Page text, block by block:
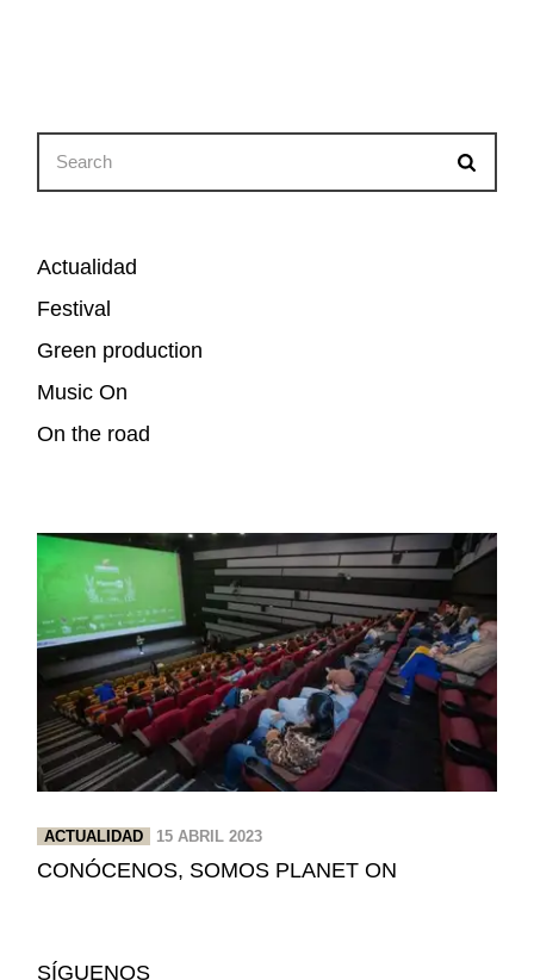
Search
for:
Actualidad
Festival
Green production
Music On
On the road
ACTUALIDAD 15 ABRIL 2023
CONÓCENOS, SOMOS PLANET ON
SÍGUENOS